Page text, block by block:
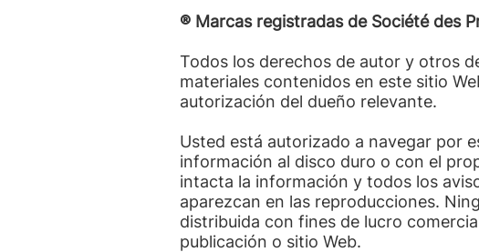
® Marcas registradas de Société des
Todos los derechos de autor y otros
materiales contenidos en este sitio
autorización del dueño relevante.
Usted está autorizado a navegar por
información al disco duro o con el
intacta la información y todos los
aparezcan en las reproducciones.
distribuida con fines de lucro
publicación o sitio Web.